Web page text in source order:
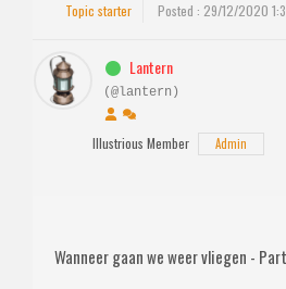
Topic starter Posted : 29/12/2020
Lantern
(@lantern)
Illustrious Member Admin
Wanneer gaan we weer vliegen -